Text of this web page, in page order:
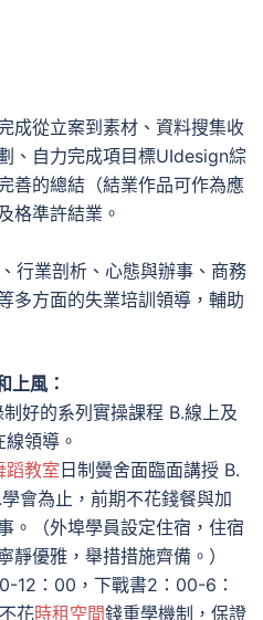
成從立案到素材、資料搜集收
、自力完成項目標UIdesign綜
善的總結（結業作品可作為應
格準許結業。
行業剖析、心態與辦事、商務
多方面的失業培訓領導，輔助
上風：
好的系列實操課程 B.線上及
領導。
蹈教室 日制黌舍面臨面講授 B.
會為止，前期不花錢餐與加
。（外埠學員設定住宿，住宿
靜優雅，舉措措施齊備。）
12：00，下戰書2：00-6：
花時租空間錢重學機制，保證